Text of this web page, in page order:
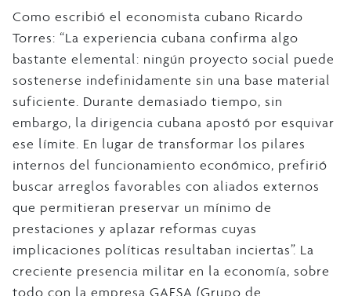
Como escribió el economista cubano Ricardo
Torres: “La experiencia cubana confirma algo
bastante elemental: ningún proyecto social puede
sostenerse indefinidamente sin una base material
suficiente. Durante demasiado tiempo, sin
embargo, la dirigencia cubana apostó por esquivar
ese límite. En lugar de transformar los pilares
internos del funcionamiento económico, prefirió
buscar arreglos favorables con aliados externos
que permitieran preservar un mínimo de
prestaciones y aplazar reformas cuyas
implicaciones políticas resultaban inciertas”. La
creciente presencia militar en la economía, sobre
todo con la empresa GAESA (Grupo de